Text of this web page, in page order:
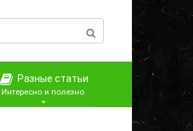
Разные статьи
Интересно и полезно